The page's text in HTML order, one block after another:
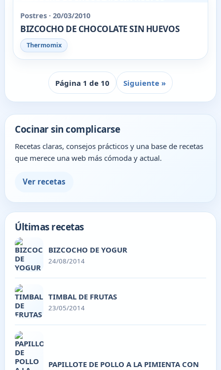
Postres · 20/03/2010
BIZCOCHO DE CHOCOLATE SIN HUEVOS
Thermomix
Página 1 de 10 Siguiente »
Cocinar sin complicarse
Recetas claras, consejos prácticos y una base de recetas
que merece una web más cómoda y actual.
Ver recetas
Últimas recetas
BIZCOCHO DE YOGUR
24/08/2014
TIMBAL DE FRUTAS
23/05/2014
PAPILLOTE DE POLLO A LA PIMIENTA CON